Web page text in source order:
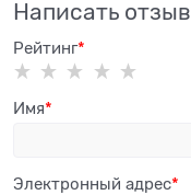
Написать отзыв
Рейтинг
Имя
Электронный адрес